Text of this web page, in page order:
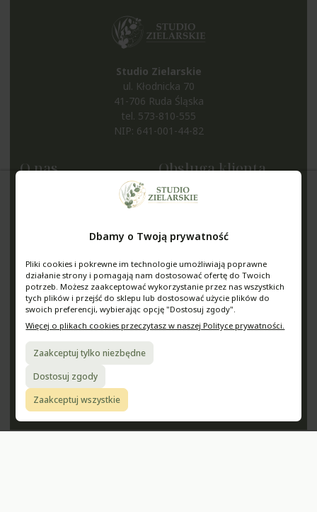
Studio Zielarskie
ul. Kłodnicka 70
41-706 Ruda Śląska
tel. 573-810-555
NIP: 641-001-44-82
O nas
Zielarnia na Śląsku
Obsługa klienta
Metody płatności
Czas realizacji zamówienia
Pomoc
Regulamin sklepu
Polityka prywatności
Jak kupować?
Pytania i odpowiedzi
Moje konto
Twoje zamówienia
Ustawienia konta
Media
StudioZielarskie
@studiozielarskie
Dbamy o Twoją prywatność
Pliki cookies i pokrewne im technologie umożliwiają poprawne
działanie strony i pomagają nam dostosować ofertę do Twoich
potrzeb. Możesz zaakceptować wykorzystanie przez nas wszystkich
tych plików i przejść do sklepu lub dostosować użycie plików do
swoich preferencji, wybierając opcję "Dostosuj zgody".
Więcej o plikach cookies przeczytasz w naszej Polityce prywatności.
Zaakceptuj tylko niezbędne
Dostosuj zgody
Zaakceptuj wszystkie